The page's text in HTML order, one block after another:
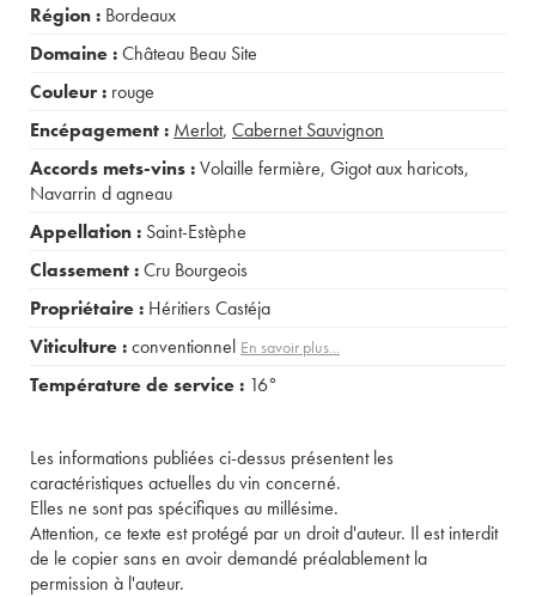
Région : Bordeaux
Domaine :Château Beau Site
Couleur : rouge
Encépagement : Merlot, Cabernet Sauvignon
Accords mets-vins :Volaille fermière, Gigot aux haricots,
Navarrin d agneau
Appellation : Saint-Estèphe
Classement :Cru Bourgeois
Propriétaire : Héritiers Castéja
Viticulture :conventionnel En savoir plus...
Température de service : 16°
Les informations publiées ci-dessus présentent les
caractéristiques actuelles du vin concerné.
Elles ne sont pas spécifiques au millésime.
Attention, ce texte est protégé par un droit d'auteur. Il est interdit
de le copier sans en avoir demandé préalablement la
permission à l'auteur.